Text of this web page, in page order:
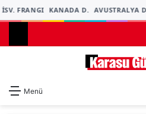
FRANGI KANADA D. AVUSTRALYA D.
Menü